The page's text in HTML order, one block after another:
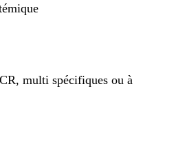
multi spécifiques ou à